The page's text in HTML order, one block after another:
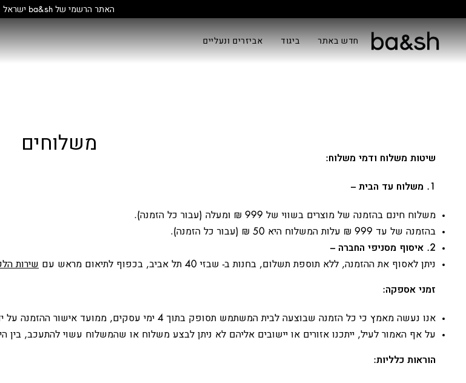
האתר הרשמי של ba&sh ישראל
חדש באתר ביגוד אביזרים ונעליים
משלוחים
שיטות משלוח ודמי משלוח:
1. משלוח עד הבית –
משלוח חינם בהזמנה של מוצרים בשווי של 999 ₪ ומעלה (עבור כל הזמנה).
בהזמנה של עד 999 ₪ עלות המשלוח היא 50 ₪ (עבור כל הזמנה).
2. איסוף מסניפי החברה –
ניתן לאסוף את ההזמנה, ללא תוספת תשלום, בחנות ב- שבזי 40 תל אביב, בכפוף לתיאום מראש עם
שירות
זמני אספקה:
אנו נעשה מאמץ כי כל הזמנה שבוצעה לבית המשתמש תסופק בתוך 4 ימי עסקים, ממועד אישור ההזמנה על ידי החברה וקבלת מספר המשלוח.
על אף האמור לעיל, ייתכנו אזורים או יישובים אליהם לא ניתן לבצע משלוח או שהמשלוח עשוי להתעכב, בין
הוראות כלליות: